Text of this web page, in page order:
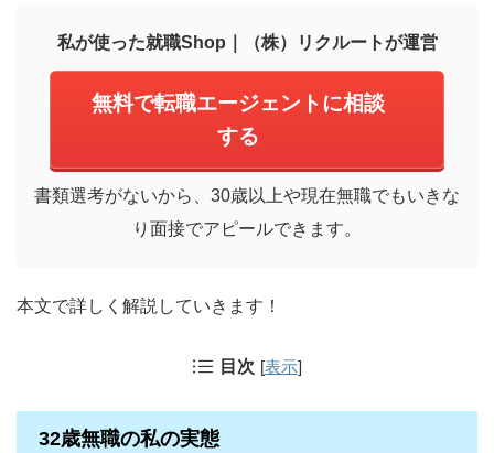
私が使った就職Shop｜（株）リクルートが運営
無料で転職エージェントに相談
する
書類選考がないから、30歳以上や現在無職でもいきな
り面接でアピールできます。
本文で詳しく解説していきます！
目次 [表示]
32歳無職の私の実態